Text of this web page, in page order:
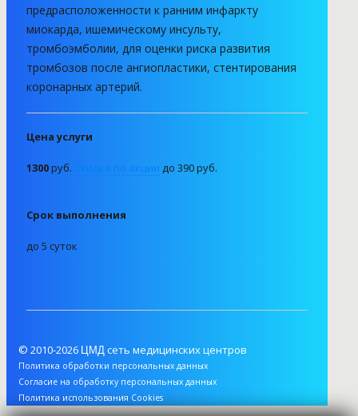
Биохимические анализы
Генетические анализы
Гормоны
Заболевания передающиеся половым путем (ЗППП)
Иммунология
заболевания
Комплексы
Лекарственный мониторинг
Микробиологические исследования, посевы
Общий анализ крови
Онкомаркеры
предрасположенности к ранним инфаркту
миокарда, ишемическому инсульту,
тромбоэмболии, для оценки риска развития
тромбозов после ангиопластики, стентирования
коронарных артерий.
Цена услуги
1300руб. Скидка по акции до 390 руб.
Срок выполнения
до 5 суток
© 2010-2026 ЦМД сеть медицинских центров
Политика обработки персональных данных
Согласие на обработку персональных данных
Политика использования Cookies